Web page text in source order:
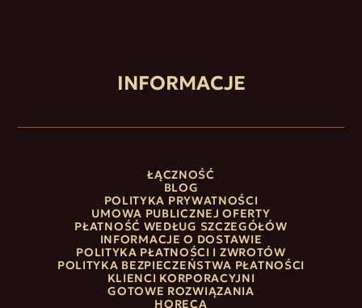
INFORMACJE
ŁĄCZNOŚĆ
BLOG
POLITYKA PRYWATNOŚCI
UMOWA PUBLICZNEJ OFERTY
PŁATNOŚĆ WEDŁUG SZCZEGÓŁÓW
INFORMACJE O DOSTAWIE
POLITYKA PŁATNOŚCI I ZWROTÓW
POLITYKA BEZPIECZEŃSTWA PŁATNOŚCI
KLIENCI KORPORACYJNI
GOTOWE ROZWIĄZANIA
HORECA